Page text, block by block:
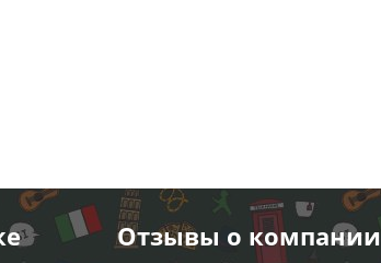
Отзывы о компании